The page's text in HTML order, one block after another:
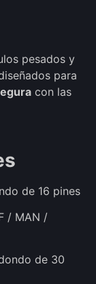
pesados y
para
con las
de 16 pines
/ MAN /
de 30